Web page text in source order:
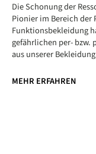
Die Schonung der
Pionier im Bereich der
Funktionsbekleidung
gefährlichen per- bzw.
aus unserer
MEHR ERFAHREN